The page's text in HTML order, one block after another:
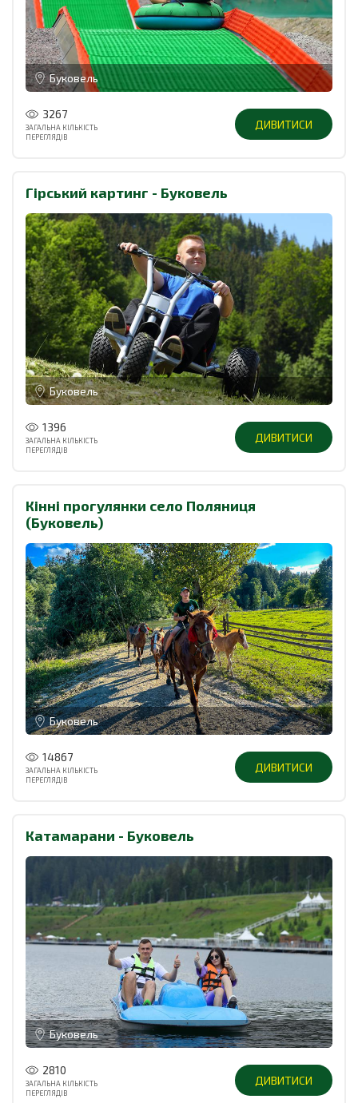
Буковель
3267
ЗАГАЛЬНА КІЛЬКІСТЬ
ПЕРЕГЛЯДІВ
ДИВИТИСИ
Гірський картинг - Буковель
Буковель
1396
ЗАГАЛЬНА КІЛЬКІСТЬ
ПЕРЕГЛЯДІВ
ДИВИТИСИ
Кінні прогулянки село Поляниця
(Буковель)
Буковель
14867
ЗАГАЛЬНА КІЛЬКІСТЬ
ПЕРЕГЛЯДІВ
ДИВИТИСИ
Катамарани - Буковель
Буковель
2810
ЗАГАЛЬНА КІЛЬКІСТЬ
ПЕРЕГЛЯДІВ
ДИВИТИСИ